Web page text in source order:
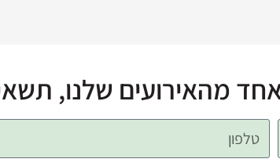
מהאירועים שלנו,